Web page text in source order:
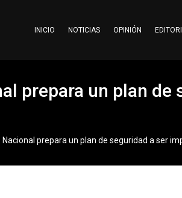
INICIO NOTICIAS OPINIÓN
prepara un plan
Nacional prepara un plan de seguridad a ser